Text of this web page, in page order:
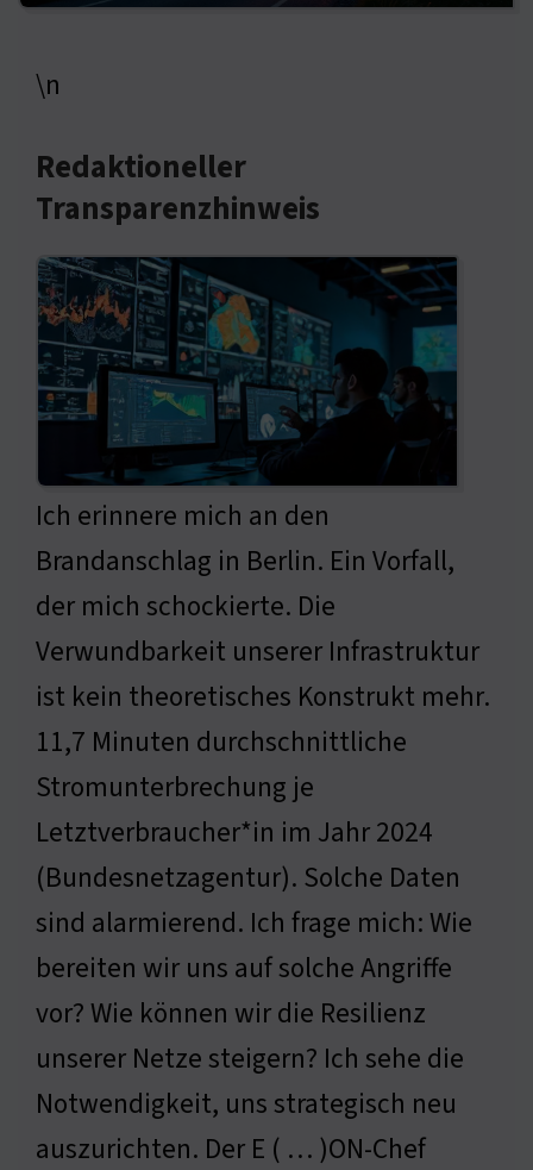
\n
Redaktioneller
Transparenzhinweis
Ich erinnere mich an den
Brandanschlag in Berlin. Ein Vorfall,
der mich schockierte. Die
Verwundbarkeit unserer Infrastruktur
ist kein theoretisches Konstrukt mehr.
11,7 Minuten durchschnittliche
Stromunterbrechung je
Letztverbraucher*in im Jahr 2024
(Bundesnetzagentur). Solche Daten
sind alarmierend. Ich frage mich: Wie
bereiten wir uns auf solche Angriffe
vor? Wie können wir die Resilienz
unserer Netze steigern? Ich sehe die
Notwendigkeit, uns strategisch neu
auszurichten. Der E ( … )ON-Chef